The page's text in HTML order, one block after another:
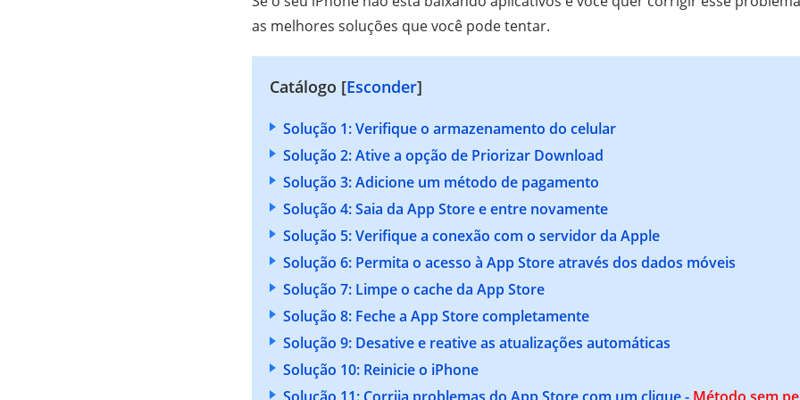
as melhores soluções que você pode tentar.
Catálogo [Esconder]
Solução 1: Verifique o armazenamento do celular
Solução 2: Ative a opção de Priorizar Download
Solução 3: Adicione um método de pagamento
Solução 4: Saia da App Store e entre novamente
Solução 5: Verifique a conexão com o servidor da Apple
Solução 6: Permita o acesso à App Store através dos dados móveis
Solução 7: Limpe o cache da App Store
Solução 8: Feche a App Store completamente
Solução 9: Desative e reative as atualizações automáticas
Solução 10: Reinicie o iPhone